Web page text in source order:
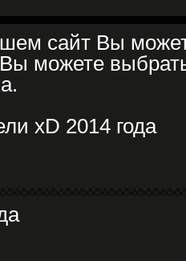
сайт Вы
можете